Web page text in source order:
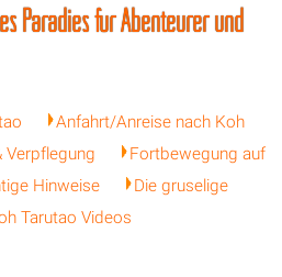
Paradies für Abenteurer und
Anfahrt/Anreise nach Koh
Verpflegung
Fortbewegung auf
Hinweise
Die gruselige
Tarutao Videos